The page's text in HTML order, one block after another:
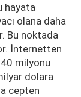
hayata
olana daha
Bu noktada
İnternetten
40 milyonu
dolara
cepten